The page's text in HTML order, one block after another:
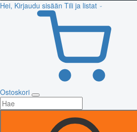
Hei, Kirjaudu sisään Tili ja listat
Ostoskori